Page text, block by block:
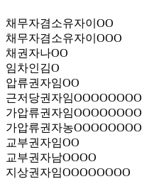
채무자겸소유자이OO
채무자겸소유자이OOO
채권자나OO
임차인김O
압류권자임OO
근저당권자임OOOOOOOO
가압류권자임OOOOOOOO
가압류권자농OOOOOOOO
교부권자임OO
교부권자남OOOO
지상권자임OOOOOOOO